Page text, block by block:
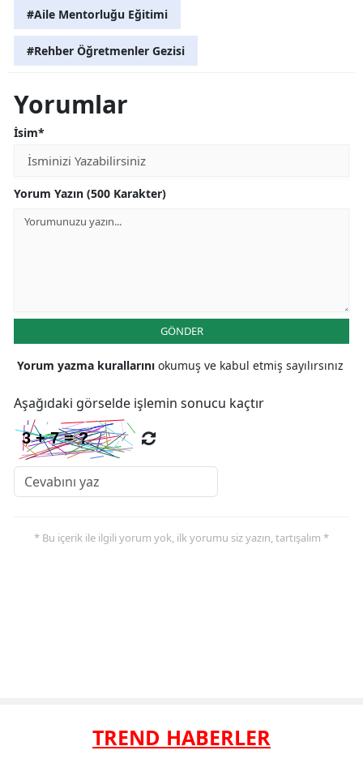
#Aile Mentorluğu Eğitimi
#Rehber Öğretmenler Gezisi
Yorumlar
İsim*
Yorum Yazın (500 Karakter)
GÖNDER
Yorum yazma kurallarını okumuş ve kabul etmiş sayılırsınız
Aşağıdaki görselde işlemin sonucu kaçtır
* Bu içerik ile ilgili yorum yok, ilk yorumu siz yazın, tartışalım *
TREND HABERLER